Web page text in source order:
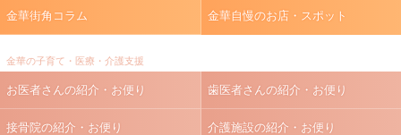
金華街角コラム 金華自慢のお店・スポット
金華の子育て・医療・介護支援
お医者さんの紹介・お便り 歯医者さんの紹介・お便り
接骨院の紹介・お便り 介護施設の紹介・お便り